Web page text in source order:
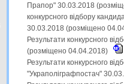
Прапор" 30.03.2018
конкурсного відбору
30.03.2018 (розміщено
Результати конкурсного
(розміщено 04.04.2018)
Результати конкурсного
"Украполіграфпостач"